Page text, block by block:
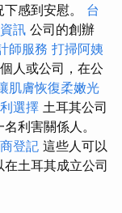
感到安慰。 台
訊 公司的創辦
師服務 打掃阿姨
人或公司，在公
肌膚恢復柔嫩光
選擇 土耳其公司
利害關係人。
登記 這些人可以
土耳其成立公司